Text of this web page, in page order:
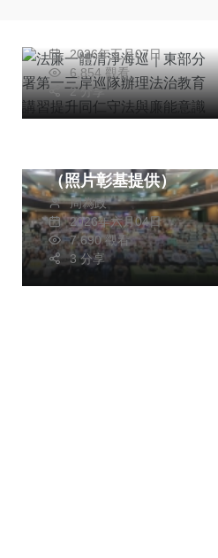
意識
2026年五月07日
6,854 觀看
2 分享
綜合新聞 健康
文教
（照片彰基提供）
周為政
2026年六月04日
7,690 觀看
3 分享